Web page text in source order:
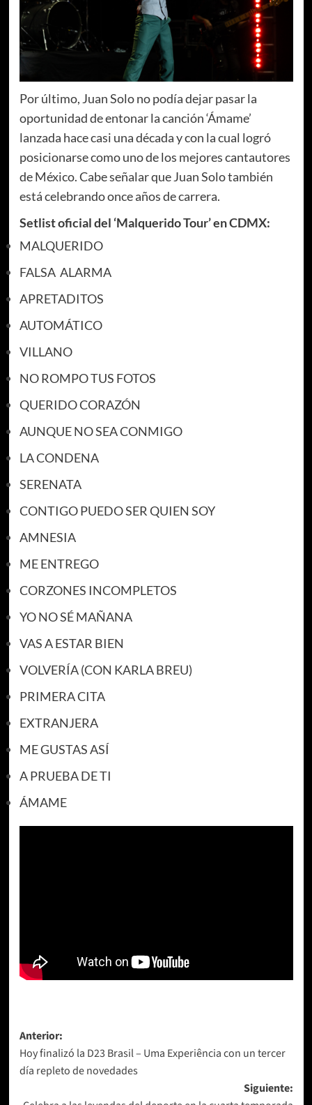
Por último, Juan Solo no podía dejar pasar la
oportunidad de entonar la canción ‘Ámame’
lanzada hace casi una década y con la cual logró
posicionarse como uno de los mejores cantautores
de México. Cabe señalar que Juan Solo también
está celebrando once años de carrera.
Setlist oficial del ‘Malquerido Tour’ en CDMX:
MALQUERIDO
FALSA ALARMA
APRETADITOS
AUTOMÁTICO
VILLANO
NO ROMPO TUS FOTOS
QUERIDO CORAZÓN
AUNQUE NO SEA CONMIGO
LA CONDENA
SERENATA
CONTIGO PUEDO SER QUIEN SOY
AMNESIA
ME ENTREGO
CORZONES INCOMPLETOS
YO NO SÉ MAÑANA
VAS A ESTAR BIEN
VOLVERÍA (CON KARLA BREU)
PRIMERA CITA
EXTRANJERA
ME GUSTAS ASÍ
A PRUEBA DE TI
ÁMAME
Navegación
de
entradas
Anterior:
Hoy finalizó la D23 Brasil – Uma Experiência con un tercer
día repleto de novedades
Siguiente: